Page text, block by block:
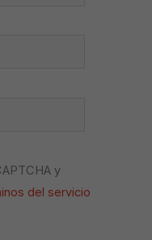
y
del servicio